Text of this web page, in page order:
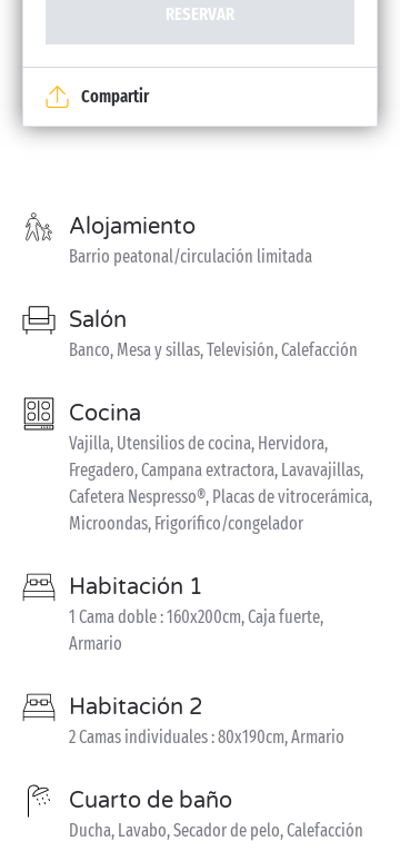
RESERVAR
Compartir
Alojamiento
Barrio peatonal/circulación limitada
Salón
Banco, Mesa y sillas, Televisión, Calefacción
Cocina
Vajilla, Utensilios de cocina, Hervidora,
Fregadero, Campana extractora, Lavavajillas,
Cafetera Nespresso®, Placas de vitrocerámica,
Microondas, Frigorífico/congelador
Habitación 1
1 Cama doble : 160x200cm, Caja fuerte,
Armario
Habitación 2
2 Camas individuales : 80x190cm, Armario
Cuarto de baño
Ducha, Lavabo, Secador de pelo, Calefacción